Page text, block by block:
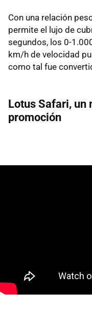
Con una relación
permite el lujo de
segundos, los 0-
km/h de velocidad
como tal fue
Lotus Safari, un
promoción